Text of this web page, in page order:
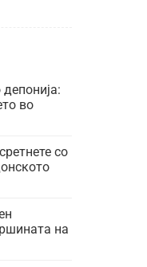
во
со
на